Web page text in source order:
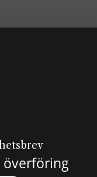
överföring